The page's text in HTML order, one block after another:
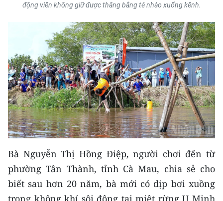
động viên không giữ được thăng bằng té nhào xuống kênh.
Bà Nguyễn Thị Hồng Điệp, người chơi đến từ
phường Tân Thành, tỉnh Cà Mau, chia sẻ cho
biết sau hơn 20 năm, bà mới có dịp bơi xuồng